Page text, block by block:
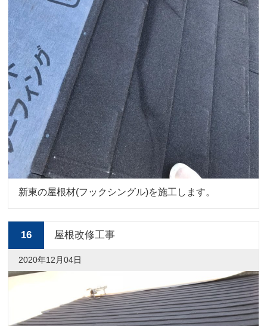
新東の屋根材(フックシングル)を施工します。
16 屋根改修工事
2020年12月04日